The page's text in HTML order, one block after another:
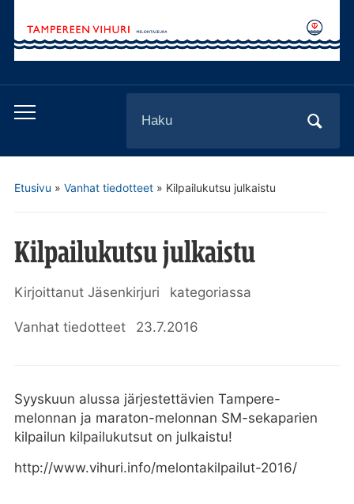
Toggle
for:
Etusivu » Vanhat tiedotteet» Kilpailukutsu julkaistu
Kilpailukutsu julkaistu
Kirjoittanut Jäsenkirjuri kategoriassa
Vanhat tiedotteet 23.7.2016
Syyskuun alussa järjestettävien Tampere-
melonnan ja maraton-melonnan SM-sekaparien
kilpailun kilpailukutsut on julkaistu!
http://www.vihuri.info/melontakilpailut-2016/